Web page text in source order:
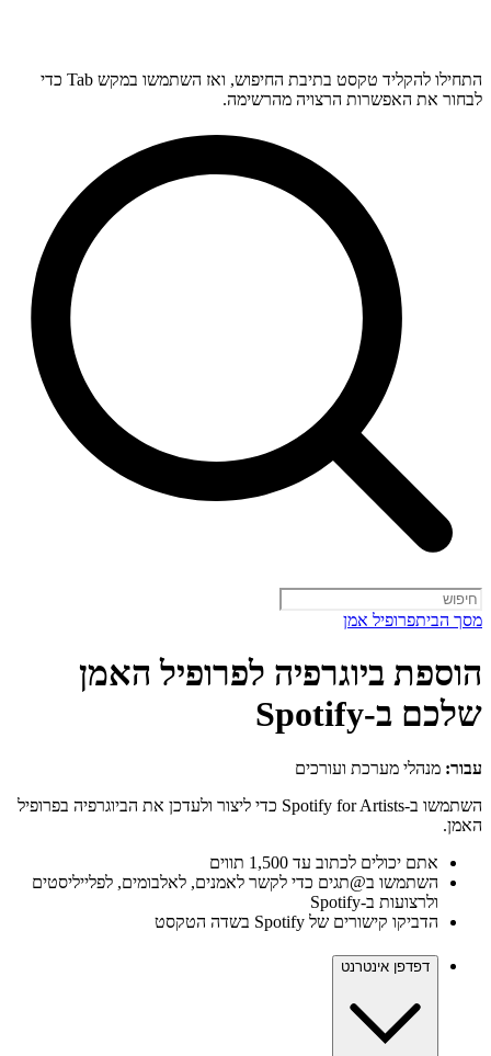
התחילו להקליד טקסט בתיבת החיפוש, ואז השתמשו במקש Tab כדי
לבחור את האפשרות הרצויה מהרשימה.
מסך הביתפרופיל אמן
הוספת ביוגרפיה לפרופיל האמן
שלכם ב-Spotify
עבור: מנהלי מערכת ועורכים
השתמשו ב-Spotify for Artists כדי ליצור ולעדכן את הביוגרפיה בפרופיל
האמן.
אתם יכולים לכתוב עד 1,500 תווים
השתמשו ב@תגים כדי לקשר לאמנים, לאלבומים, לפלייליסטים
ולרצועות ב-Spotify
הדביקו קישורים של Spotify בשדה הטקסט
דפדפן אינטרנט